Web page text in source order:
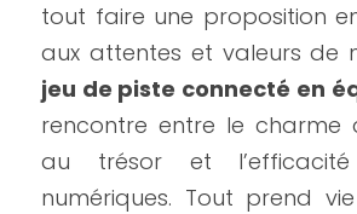
tout faire une proposition
jeu de piste connecté en
rencontre entre le charme
au trésor et
numériques. Tout prend